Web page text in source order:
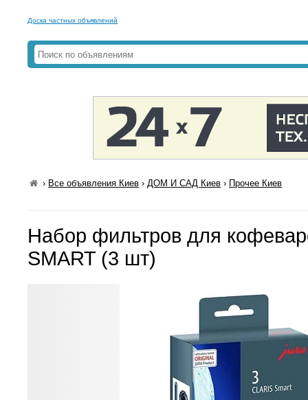
Доска частных объявлений
› Все объявления Киев ›ДОМ И САД Киев › Прочее Киев
Набор фильтров для
SMART (3 шт)